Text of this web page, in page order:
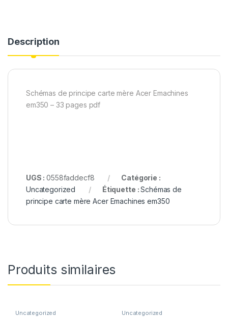
Description
Schémas de principe carte mère Acer Emachines
em350 – 33 pages pdf
UGS :0558faddecf8
Catégorie :
Uncategorized
Étiquette :Schémas de
principe carte mère Acer Emachines em350
Produits similaires
Uncategorized Uncategorized